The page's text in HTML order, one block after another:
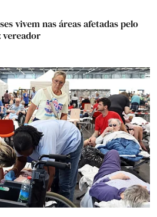
vivem nas áreas afetadas pelo
vereador